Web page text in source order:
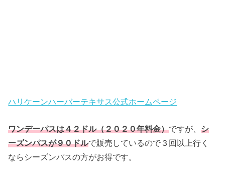
ハリケーンハーバーテキサス公式ホームページ
ワンデーパスは４２ドル（２０２０年料金）ですが、シ
ーズンパスが９０ドルで販売しているので３回以上行く
ならシーズンパスの方がお得です。